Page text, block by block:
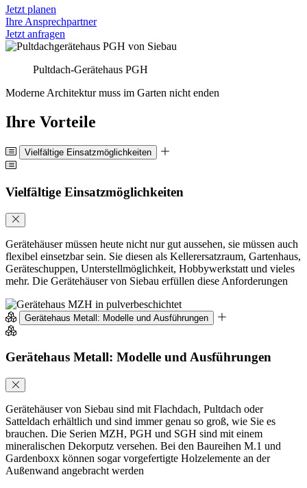
Jetzt planen
Ihre Ansprechpartner
Jetzt anfragen
Pultdach-Gerätehaus PGH
Moderne Architektur muss im Garten nicht enden
Ihre Vorteile
Vielfältige Einsatzmöglichkeiten
Vielfältige Einsatzmöglichkeiten
Gerätehäuser müssen heute nicht nur gut aussehen, sie müssen auch
flexibel einsetzbar sein. Sie diesen als Kellerersatzraum, Gartenhaus,
Geräteschuppen, Unterstellmöglichkeit, Hobbywerkstatt und vieles
mehr. Die Gerätehäuser von Siebau erfüllen diese Anforderungen
Gerätehaus Metall: Modelle und Ausführungen
Gerätehaus Metall: Modelle und Ausführungen
Gerätehäuser von Siebau sind mit Flachdach, Pultdach oder
Satteldach erhältlich und sind immer genau so groß, wie Sie es
brauchen. Die Serien MZH, PGH und SGH sind mit einem
mineralischen Dekorputz versehen. Bei den Baureihen M.1 und
Gardenboxx können sogar vorgefertigte Holzelemente an der
Außenwand angebracht werden